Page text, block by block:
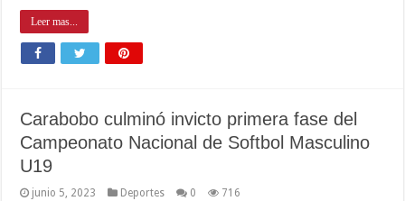
Leer mas...
Carabobo culminó invicto primera fase del
Campeonato Nacional de Softbol Masculino
U19
junio 5, 2023 Deportes 0 716